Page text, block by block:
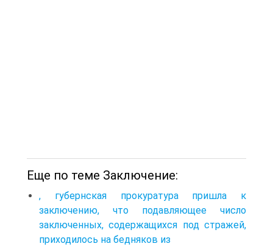
Еще по теме Заключение:
, губернская прокуратура пришла к
заключению, что подавляющее число
заключенных, содержащихся под стражей,
приходилось на бедняков из